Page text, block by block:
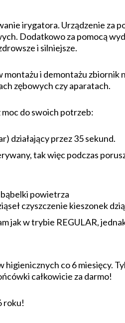
irygatora. Urządzenie za
Dodatkowo za pomocą
i silniejsze.
i demontażu zbiornik
zębowych czy aparatach.
do swoich potrzeb:
działający przez 35 sekund.
tak więc podczas
powietrza
czyszczenie kieszonek
jak w trybie REGULAR,
co 6 miesięcy.
całkowicie za darmo!
roku!